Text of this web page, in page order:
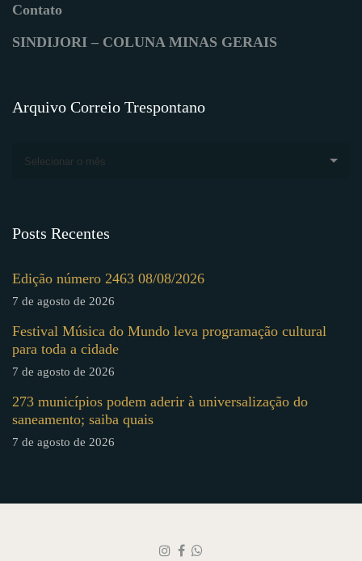
Contato
SINDIJORI – COLUNA MINAS GERAIS
Arquivo Correio Trespontano
Selecionar o mês
Posts Recentes
Edição número 2463 08/08/2026
7 de agosto de 2026
Festival Música do Mundo leva programação cultural
para toda a cidade
7 de agosto de 2026
273 municípios podem aderir à universalização do
saneamento; saiba quais
7 de agosto de 2026